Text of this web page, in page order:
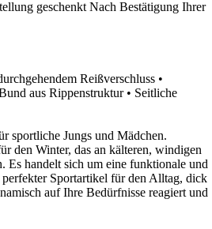
geschenkt Nach Bestätigung Ihrer
Reißverschluss •
aus Rippenstruktur • Seitliche
sportliche Jungs und Mädchen.
den Winter, das an kälteren, windigen
Es handelt sich um eine funktionale und
Sportartikel für den Alltag, dick
auf Ihre Bedürfnisse reagiert und